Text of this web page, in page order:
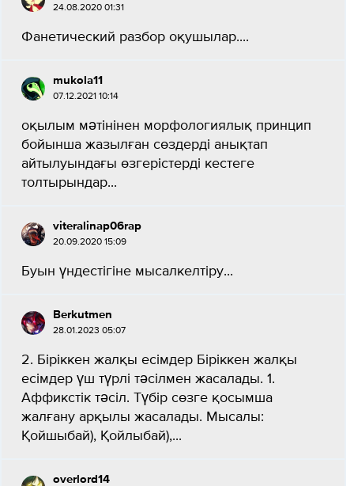
24.08.2020 01:31
Фанетический разбор оқушылар....
mukola11
07.12.2021 10:14
оқылым мәтінінен морфологиялық принцип
бойынша жазылған сөздерді анықтап
айтылуындағы өзгерістерді кестеге
толтырындар...
viteralinap06rap
20.09.2020 15:09
Буын үндестігіне мысалкелтіру...
Berkutmen
28.01.2023 05:07
2. Біріккен жалқы есімдер Біріккен жалқы
есімдер үш түрлі тәсілмен жасалады. 1.
Аффикстік тәсіл. Түбір сөзге қосымша
жалғану арқылы жасалады. Мысалы:
Қойшыбай), Қойлыбай),...
overlord14